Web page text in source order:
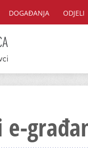
DOGAĐANJA ODJELI
e-